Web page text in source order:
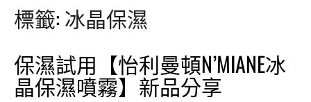
標籤: 冰晶保濕
保濕試用【怡利曼頓N’MIANE冰
晶保濕噴霧】新品分享